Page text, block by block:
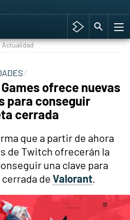
Hyrule Warriors: La Era del Cataclismo
Cyberpunk 2077
Hyrule Warriors
Asia peculiar tradición
Actualidad
ofrece nuevas
para conseguir
cerrada
que a partir de ahora
de Twitch ofrecerán la
una clave para
deValorant